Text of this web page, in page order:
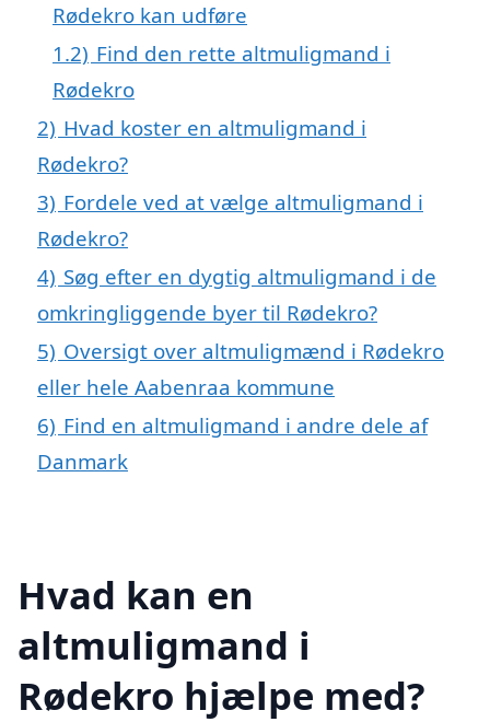
Rødekro kan udføre
1.2) Find den rette altmuligmand i
Rødekro
2) Hvad koster en altmuligmand i
Rødekro?
3) Fordele ved at vælge altmuligmand i
Rødekro?
4) Søg efter en dygtig altmuligmand i de
omkringliggende byer til Rødekro?
5) Oversigt over altmuligmænd i Rødekro
eller hele Aabenraa kommune
6) Find en altmuligmand i andre dele af
Danmark
Hvad kan en
altmuligmand i
Rødekro hjælpe med?